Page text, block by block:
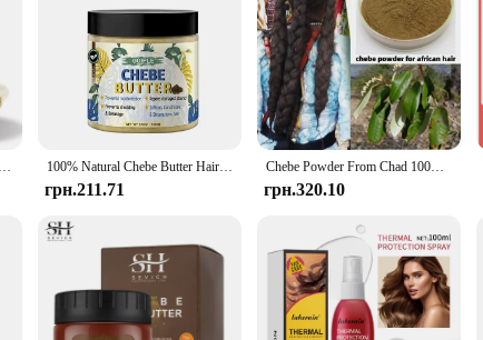
Africa Chad 100% Chebe Powder Women Traction Alopecia Treatment Oil Natural Crazy Hair Regrowth Anti Hair Break Get Rid Of Wig 100% Natural Chebe Butter Hair Mask Promote Growth Essence Oil Moisturize Repair Care Treatment Regrowth Anti Hair Loss Powder
грн.211.71
Chebe Powder From Chad 100% Natural Hair Regrowth, покращує щільність волосся, живить фолікули, вологі кучеряве волосся, 100 г
грн.320.10